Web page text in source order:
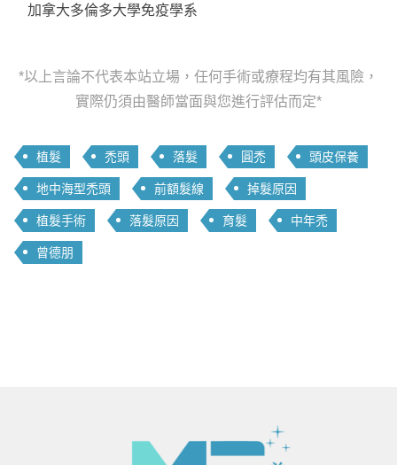
加拿大多倫多大學免疫學系
*以上言論不代表本站立場，任何手術或療程均有其風險，
實際仍須由醫師當面與您進行評估而定*
植髮 禿頭 落髮 圓禿 頭皮保養
地中海型禿頭 前額髮線 掉髮原因
植髮手術 落髮原因 育髮 中年禿
曾德朋